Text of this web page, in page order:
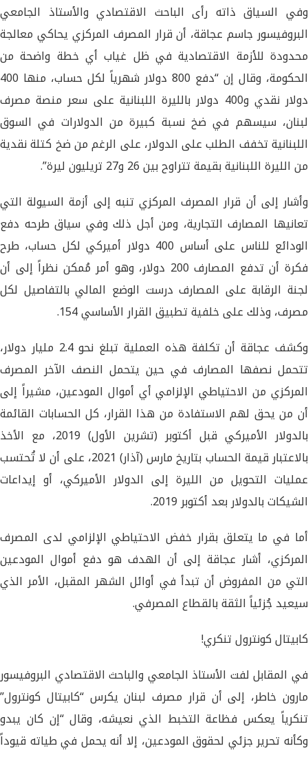
وفي السياق ذاته رأى الباحث الاقتصادي والأستاذ الجامعي
البروفيسور جاسم عجاقة، أن قرار المصرف المركزي يحاكي معالجة
محدودة للأزمة الاقتصادية في ظل غياب أي خطة واضحة من
الحكومة، وقال إن “دفع 800 دولار شهرياً لكل حساب، منها 400
دولار نقدي و400 دولار بالليرة اللبنانية على سعر منصة مصرف
لبنان، سيسهم في ضخ نسبة كبيرة من الدولارات في السوق
اللبنانية تخفف الطلب على الدولار، على الرغم من ضخ كتلة نقدية
من الليرة اللبنانية بقيمة تتراوح بين 26 و27 تريليون ليرة”.
وأشار إلى أن قرار المصرف المركزي تنبه إلى أزمة السيولة التي
تعانيها المصارف التجارية، ومن أجل ذلك وفي سياق طرحه دفع
الودائع للناس على أساس 400 دولار أميركي لكل حساب، طرح
فكرة أن تدفع المصارف 200 دولار، وهو أمر مُمكن نظراً إلى أن
لجنة الرقابة على المصارف درست الوضع المالي بالتفاصيل لكل
مصرف، وذلك على خلفية تطبيق القرار الأساسي 154.
وكشف عجاقة أن تكلفة هذه العملية تبلغ نحو 2.4 مليار دولار،
تتحمل نصفها المصارف في حين يتحمل النصف الآخر المصرف
المركزي من الاحتياطي الإلزامي أي أموال المودعين، مشيراً إلى
أن من يحق لهم الاستفادة من هذا القرار، كل الحسابات القائمة
بالدولار الأميركي قبل أكتوبر (تشرين الأول) 2019، مع الأخذ
بالاعتبار قيمة الحساب بتاريخ مارس (آذار) 2021، على أن لا تُحتسب
عمليات التحويل من الليرة إلى الدولار الأميركي، أو إيداعات
الشيكات بالدولار بعد أكتوبر 2019.
أما في ما يتعلق بقرار خفض الاحتياطي الإلزامي لدى المصرف
المركزي، أشار عجاقة إلى أن الهدف هو دفع أموال المودعين
التي من المفروض أن تبدأ في أوائل الشهر المقبل، الأمر الذي
سيعيد جُزئياً الثقة بالقطاع المصرفي.
كابيتال كونترول تنكري!
في المقابل لفت الأستاذ الجامعي والباحث الاقتصادي البروفيسور
مارون خاطر، إلى أن قرار مصرف لبنان يكرس “كابيتال كونترول”
تنكرياً يعكس فظاعة التخبط الذي نعيشه، وقال “إن كان يبدو
وكأنه تحرير جزئي لحقوق المودعين، إلا أنه يحمل في طياته قيوداً